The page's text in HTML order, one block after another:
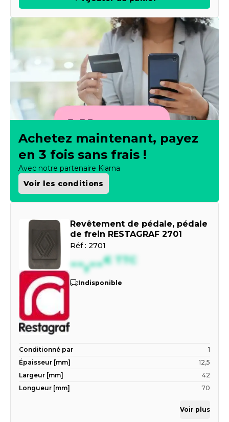
Achetez maintenant, payez
en 3 fois sans frais !
Avec notre partenaire Klarna
Voir les conditions
Revêtement de pédale, pédale
de frein RESTAGRAF 2701
Réf : 2701
--,--€ TTC
Indisponible
Conditionné par
1
Épaisseur [mm]
12,5
Largeur [mm]
42
Longueur [mm]
70
Voir plus